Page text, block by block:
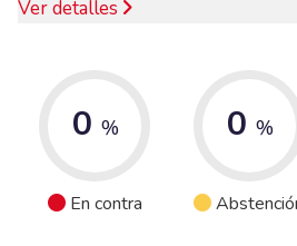
Ver detalles
0 %
En contra
0 %